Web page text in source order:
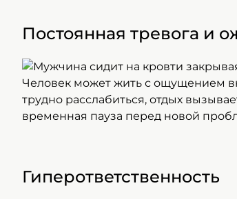
Постоянная тревога и
Человек может жить с ощущением
трудно расслабиться, отдых
временная пауза перед новой
Гиперответственность